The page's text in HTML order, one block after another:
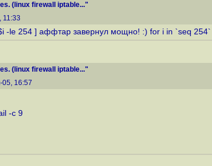
(linux firewall iptable..."
11:33
$i -le 254 ] аффтар завернул мощно! :) for i in `seq
(linux firewall iptable..."
05, 16:57
-c 9